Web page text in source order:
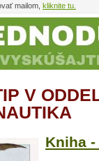
V
Kniha
mailom, kliknite tu.